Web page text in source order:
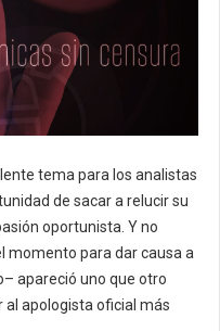
tema para los analistas
de sacar a relucir su
oportunista. Y no
momento para dar causa a
apareció uno que otro
al apologista oficial más